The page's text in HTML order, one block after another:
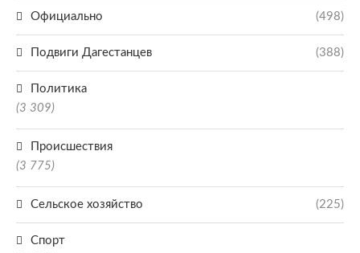
Официально (498)
Подвиги Дагестанцев (388)
Политика
(3 309)
Происшествия
(3 775)
Сельское хозяйство (225)
Спорт